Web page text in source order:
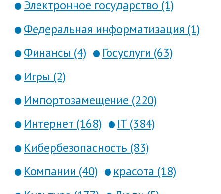
Электронное государство (1)
Федеральная информатизация (1)
Финансы (4)
Госуслуги (63)
Игры (2)
Импортозамещение (220)
Интернет (168)
IT (384)
Кибербезопасность (83)
Компании (40)
красота (18)